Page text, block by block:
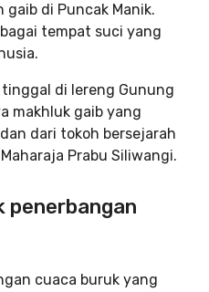
gaib di Puncak Manik.
tempat suci yang
di lereng Gunung
makhluk gaib yang
dari tokoh bersejarah
Prabu Siliwangi.
penerbangan
cuaca buruk yang